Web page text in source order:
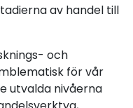
av handel till
och
för vår
utvalda nivåerna